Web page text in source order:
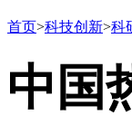
首页>科技创新>科
中国